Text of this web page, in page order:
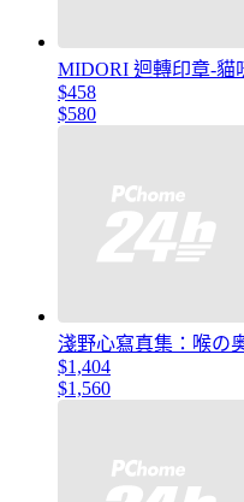
MIDORI 迴轉印章-貓
$458
$580
淺野心寫真集：喉の
$1,404
$1,560